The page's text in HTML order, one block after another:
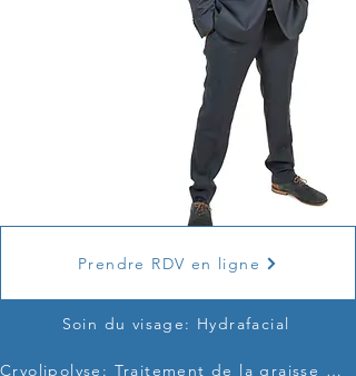
Prendre RDV en ligne
Soin du visage: Hydrafacial
Cryolipolyse: Traitement de la graisse par le froid